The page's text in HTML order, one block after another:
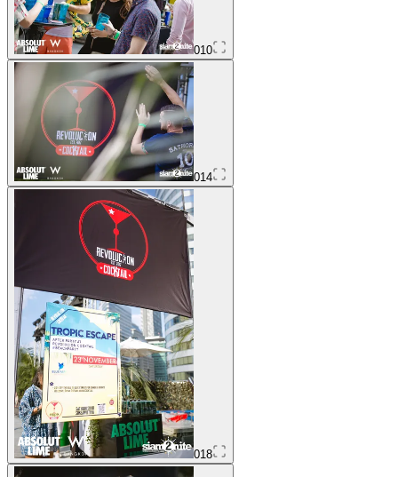
010
014
018